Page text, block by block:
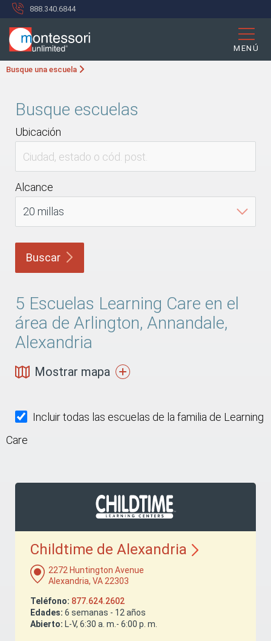
888.340.6844
MENÚ
Busque una escuela
Busque escuelas
Ubicación
Alcance
Buscar
5 Escuelas Learning Care en el
área de Arlington, Annandale,
Alexandria
Mostrar mapa
Incluir todas las escuelas de la familia de Learning
Care
Childtime de Alexandria
2272 Huntington Avenue
Alexandria, VA 22303
Teléfono: 877.624.2602
Edades: 6 semanas - 12 años
Abierto: L-V, 6:30 a. m.- 6:00 p. m.